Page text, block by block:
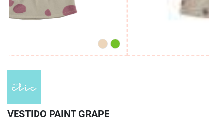
VESTIDO PAINT GRAPE